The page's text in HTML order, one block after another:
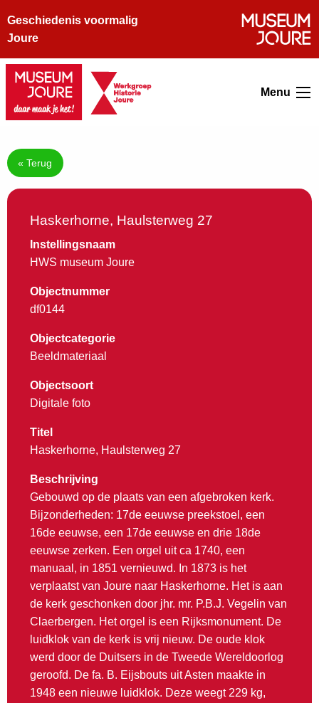
Geschiedenis voormalig
Joure
Menu
« Terug
Haskerhorne, Haulsterweg 27
Instellingsnaam
HWS museum Joure
Objectnummer
df0144
Objectcategorie
Beeldmateriaal
Objectsoort
Digitale foto
Titel
Haskerhorne, Haulsterweg 27
Beschrijving
Gebouwd op de plaats van een afgebroken kerk.
Bijzonderheden: 17de eeuwse preekstoel, een
16de eeuwse, een 17de eeuwse en drie 18de
eeuwse zerken. Een orgel uit ca 1740, een
manuaal, in 1851 vernieuwd. In 1873 is het
verplaatst van Joure naar Haskerhorne. Het is aan
de kerk geschonken door jhr. mr. P.B.J. Vegelin van
Claerbergen. Het orgel is een Rijksmonument. De
luidklok van de kerk is vrij nieuw. De oude klok
werd door de Duitsers in de Tweede Wereldoorlog
geroofd. De fa. B. Eijsbouts uit Asten maakte in
1948 een nieuwe luidklok. Deze weegt 229 kg,